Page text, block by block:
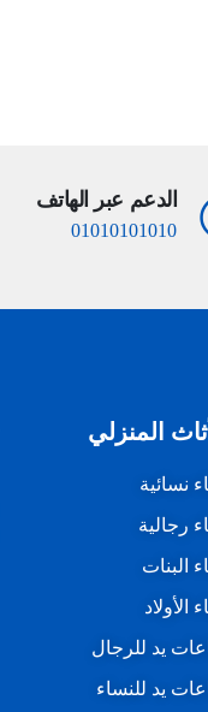
الدعم عبر الهاتف
01010101010
المنزلي
نسائية
رجالية
البنات
الأولاد
يد للرجال
يد للنساء